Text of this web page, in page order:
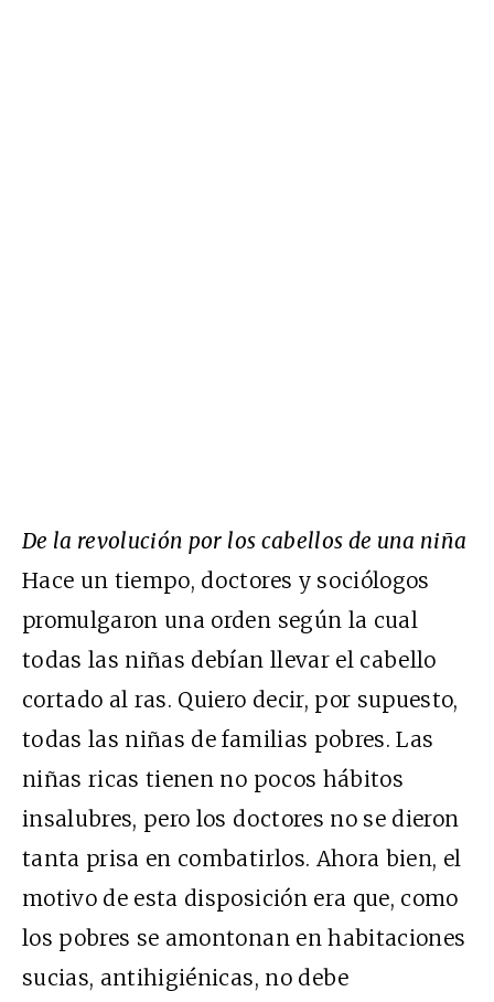
De la revolución por los cabellos de una niña
Hace un tiempo, doctores y sociólogos
promulgaron una orden según la cual
todas las niñas debían llevar el cabello
cortado al ras. Quiero decir, por supuesto,
todas las niñas de familias pobres. Las
niñas ricas tienen no pocos hábitos
insalubres, pero los doctores no se dieron
tanta prisa en combatirlos. Ahora bien, el
motivo de esta disposición era que, como
los pobres se amontonan en habitaciones
sucias, antihigiénicas, no debe